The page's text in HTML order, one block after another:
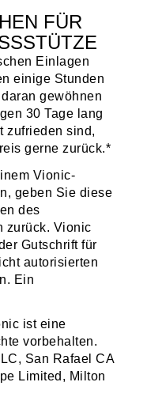
FÜR
Einlagen
einige Stunden
gewöhnen
30 Tage lang
zufrieden sind,
gerne zurück.*
Vionic-
geben Sie diese
des
zurück. Vionic
Gutschrift für
autorisierten
Ein
ist eine
vorbehalten.
San Rafael CA
Limited, Milton